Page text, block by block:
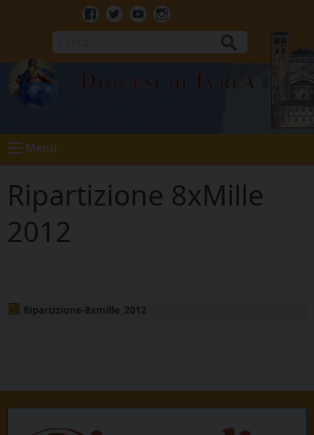
Facebook
TwitterYoutubeInstagram
Diocesi di Ivrea
Menu
Ripartizione 8xMille
2012
Ripartizione-8xmille_2012